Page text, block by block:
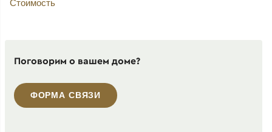
Стоимость
Поговорим о вашем доме?
ФОРМА СВЯЗИ